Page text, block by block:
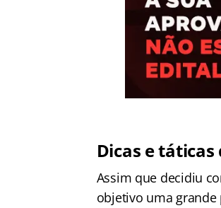
Dicas e
Assim que decidiu
objetivo uma